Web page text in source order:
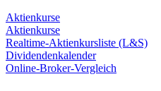
Aktienkurse
Aktienkurse
Realtime-Aktienkursliste (L&S)
Dividendenkalender
Online-Broker-Vergleich